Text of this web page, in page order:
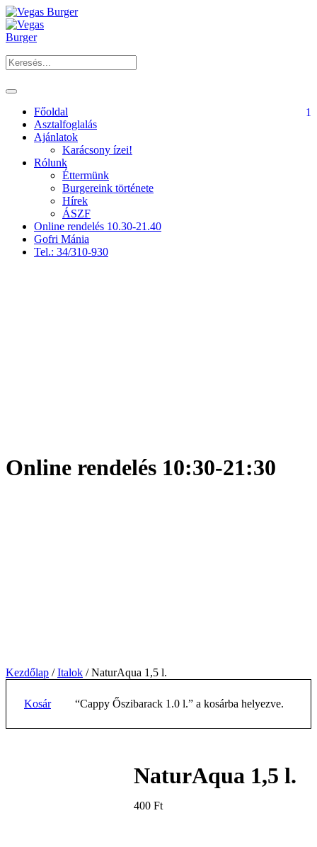
1
Főoldal
Asztalfoglalás
Ajánlatok
Karácsony ízei!
Rólunk
Éttermünk
Burgereink története
Hírek
ÁSZF
Online rendelés 10.30-21.40
Gofri Mánia
Tel.: 34/310-930
Online rendelés 10:30-21:30
Kezdőlap /Italok / NaturAqua 1,5 l.
Kosár “Cappy Őszibarack 1.0 l.” a kosárba helyezve.
NaturAqua 1,5 l.
400 Ft